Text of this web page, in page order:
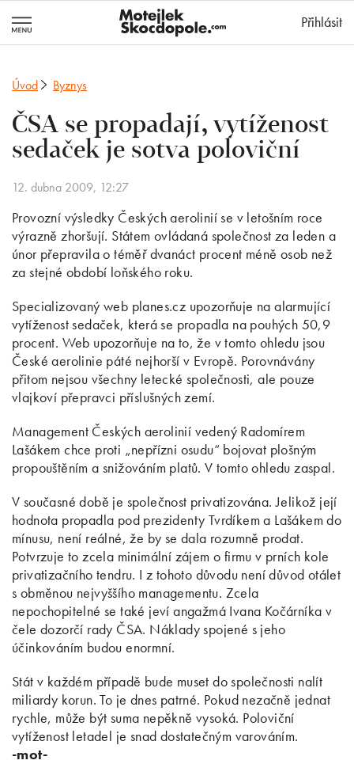
Přihlásit
Úvod Byznys
ČSA se propadají, vytíženost
sedaček je sotva poloviční
12. dubna 2009, 12:27
Provozní výsledky Českých aerolinií se v letošním roce
výrazně zhoršují. Státem ovládaná společnost za leden a
únor přepravila o téměř dvanáct procent méně osob než
za stejné období loňského roku.
Specializovaný web planes.cz upozorňuje na alarmující
vytíženost sedaček, která se propadla na pouhých 50,9
procent. Web upozorňuje na to, že v tomto ohledu jsou
České aerolinie páté nejhorší v Evropě. Porovnávány
přitom nejsou všechny letecké společnosti, ale pouze
vlajkoví přepravci příslušných zemí.
Management Českých aerolinií vedený Radomírem
Lašákem chce proti „nepřízni osudu“ bojovat plošným
propouštěním a snižováním platů. V tomto ohledu zaspal.
V současné době je společnost privatizována. Jelikož její
hodnota propadla pod prezidenty Tvrdíkem a Lašákem do
mínusu, není reálné, že by se dala rozumně prodat.
Potvrzuje to zcela minimální zájem o firmu v prních kole
privatizačního tendru. I z tohoto důvodu není důvod otálet
s obměnou nejvyššího managementu. Zcela
nepochopitelné se také jeví angažmá Ivana Kočárníka v
čele dozorčí rady ČSA. Náklady spojené s jeho
účinkováním budou enormní.
Stát v každém případě bude muset do společnosti nalít
miliardy korun. To je dnes patrné. Pokud nezačně jednat
rychle, může být suma nepěkně vysoká. Poloviční
vytíženost letadel je snad dostatečným varováním.
-mot-